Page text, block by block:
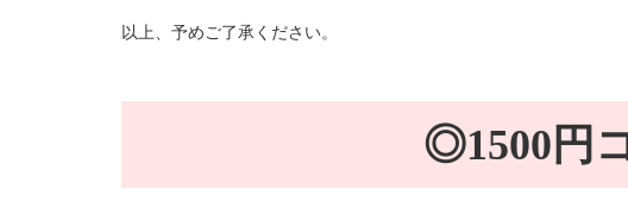
以上、予めご了承ください。
◎1500円